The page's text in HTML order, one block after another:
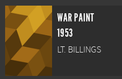
WAR PAINT
1953
LT. BILLINGS